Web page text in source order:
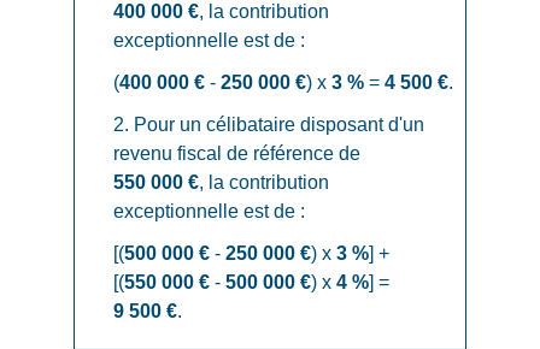
400 000 €, la contribution
exceptionnelle est de :
(400 000 € -250 000 €) x3 % =4 500 €.
2. Pour un célibataire disposant d'un
revenu fiscal de référence de
550 000 €, la contribution
exceptionnelle est de :
[(500 000 € -250 000 €) x3 %] +
[(550 000 € -500 000 €) x4 %] =
9 500 €.